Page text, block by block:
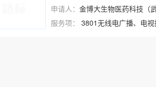
申请人： 金博大生物医药科技（
服务项： 3801无线电广播、电视